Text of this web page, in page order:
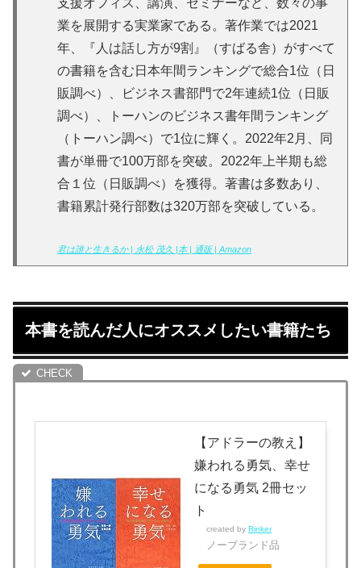
業を展開する実業家である。著作業では2021
年、『人は話し方が9割』（すばる舎）がすべて
の書籍を含む日本年間ランキングで総合1位（日
販調べ）、ビジネス書部門で2年連続1位（日販
調べ）、トーハンのビジネス書年間ランキング
（トーハン調べ）で1位に輝く。2022年2月、同
書が単冊で100万部を突破。2022年上半期も総
合１位（日販調べ）を獲得。著書は多数あり、
書籍累計発行部数は320万部を突破している。
君は誰と生きるか | 永松 茂久 |本 | 通販 | Amazon
本書を読んだ人にオススメしたい書籍たち
【アドラーの教え】
嫌われる勇気、幸せ
になる勇気 2冊セッ
ト
created by Rinker
ノーブランド品